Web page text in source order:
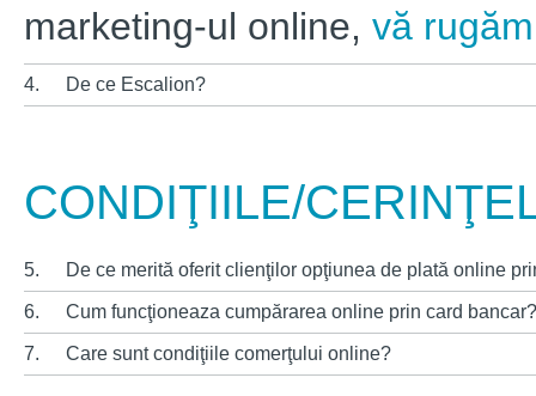
marketing-ul online, vă
4. De ce Escalion?
CONDIŢIILE/
5. De ce merită oferit clienţilor opţiunea de plată online
6. Cum funcţioneaza cumpărarea online prin card bancar?
7. Care sunt condiţiile comerţului online?